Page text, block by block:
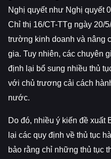
Nghị quyết như Nghị quyết
Chỉ thị 16/CT-TTg ngày 20/
trường kinh doanh và nâng
gia. Tuy nhiên, các chuyên
định lại bổ sung nhiều thủ
với chủ trương cải cách
nước.
Do đó, nhiều ý kiến đề xuất
lại các quy định về thủ tục
bảo rằng chỉ những thủ tục